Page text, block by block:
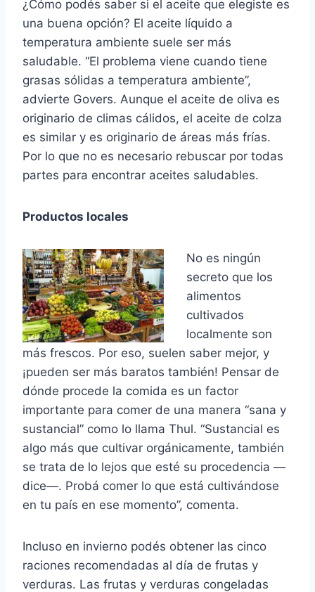
¿Cómo podés saber si el aceite que elegiste es
una buena opción? El aceite líquido a
temperatura ambiente suele ser más
saludable. “El problema viene cuando tiene
grasas sólidas a temperatura ambiente”,
advierte Govers. Aunque el aceite de oliva es
originario de climas cálidos, el aceite de colza
es similar y es originario de áreas más frías.
Por lo que no es necesario rebuscar por todas
partes para encontrar aceites saludables.
Productos locales
No es ningún
secreto que los
alimentos
cultivados
localmente son
más frescos. Por eso, suelen saber mejor, y
¡pueden ser más baratos también! Pensar de
dónde procede la comida es un factor
importante para comer de una manera “sana y
sustancial” como lo llama Thul. “Sustancial es
algo más que cultivar orgánicamente, también
se trata de lo lejos que esté su procedencia —
dice—. Probá comer lo que está cultivándose
en tu país en ese momento”, comenta.
Incluso en invierno podés obtener las cinco
raciones recomendadas al día de frutas y
verduras. Las frutas y verduras congeladas